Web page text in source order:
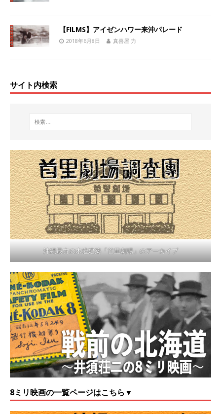
【FILMS】アイゼンハワー来沖パレード
2018年6月8日 真喜屋 力
サイト内検索
沖縄最古の木造建築「首里劇場」のアーカイブ
8ミリ映画の一覧ページはこちら▼